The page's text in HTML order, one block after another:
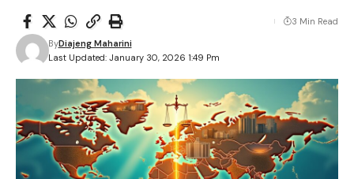
Last Updated: January 30, 2026 1:49 Pm
ByDiajeng Maharini
3 Min Read